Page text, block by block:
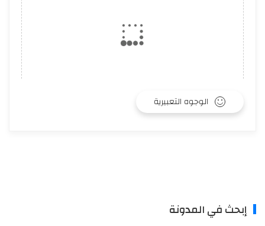
الوجوه التعبيرية
إبحث في المدونة